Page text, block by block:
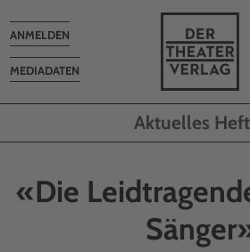
MEDIADATEN
Toggle
navigation
ANMELDEN
Aktuelles Heft
«Die